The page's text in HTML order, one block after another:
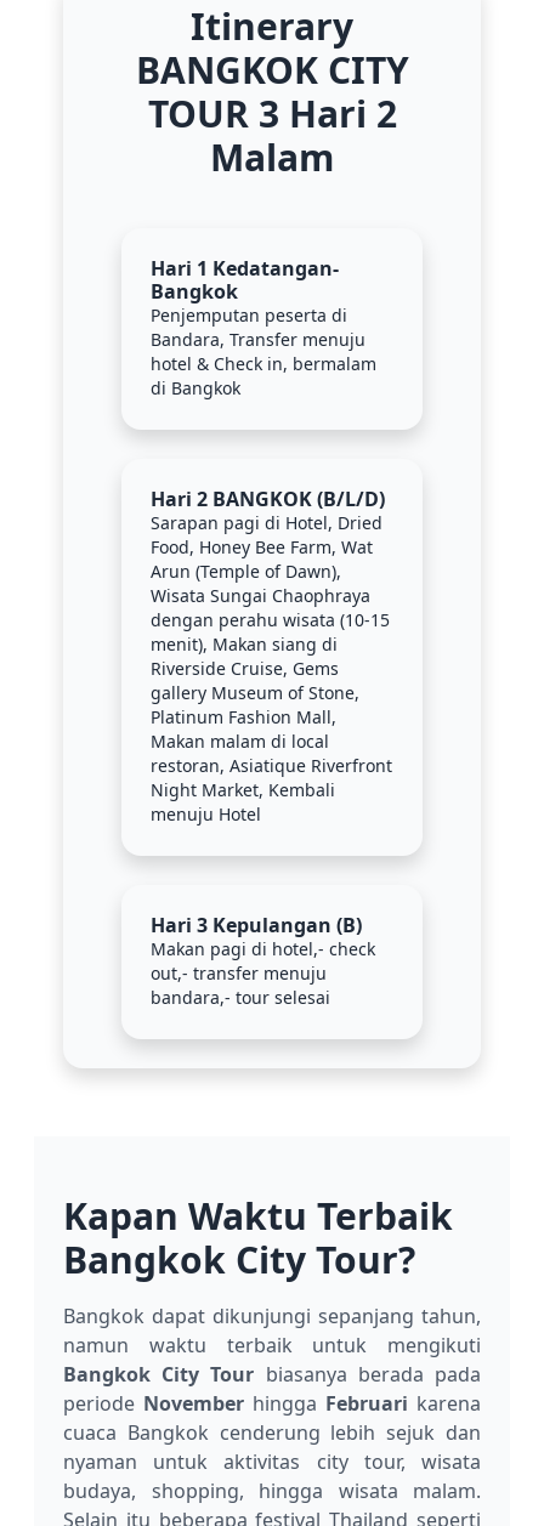
Itinerary
BANGKOK CITY
TOUR 3 Hari 2
Malam
Hari 1 Kedatangan-
Bangkok
Penjemputan peserta di
Bandara, Transfer menuju
hotel & Check in, bermalam
di Bangkok
Hari 2 BANGKOK (B/L/D)
Sarapan pagi di Hotel, Dried
Food, Honey Bee Farm, Wat
Arun (Temple of Dawn),
Wisata Sungai Chaophraya
dengan perahu wisata (10-15
menit), Makan siang di
Riverside Cruise, Gems
gallery Museum of Stone,
Platinum Fashion Mall,
Makan malam di local
restoran, Asiatique Riverfront
Night Market, Kembali
menuju Hotel
Hari 3 Kepulangan (B)
Makan pagi di hotel,- check
out,- transfer menuju
bandara,- tour selesai
Kapan Waktu Terbaik
Bangkok City Tour?
Bangkok dapat dikunjungi sepanjang tahun,
namun waktu terbaik untuk mengikuti
Bangkok City Tour biasanya berada pada
periode November hingga Februari karena
cuaca Bangkok cenderung lebih sejuk dan
nyaman untuk aktivitas city tour, wisata
budaya, shopping, hingga wisata malam.
Selain itu beberapa festival Thailand seperti